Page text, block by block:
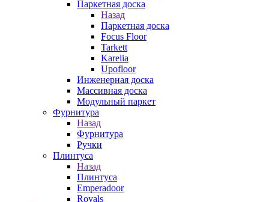
Паркетная доска
Назад
Паркетная доска
Focus Floor
Tarkett
Karelia
Upofloor
Инженерная доска
Массивная доска
Модульный паркет
Фурнитура
Назад
Фурнитура
Ручки
Плинтуса
Назад
Плинтуса
Emperadoor
Royals